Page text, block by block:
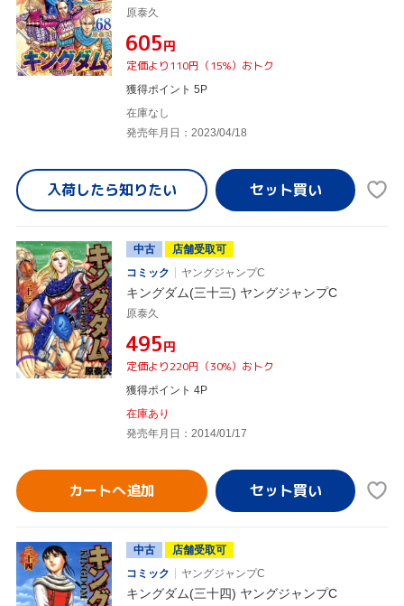
原泰久
¥605円
定価より110円（15%）おトク
獲得ポイント 5P
在庫なし
発売年月日：2023/04/18
入荷したら知りたい
中古
店舗受取可
コミック
ヤングジャンプC
キングダム(三十三) ヤングジャンプC
原泰久
¥495円
定価より220円（30%）おトク
獲得ポイント 4P
在庫あり
発売年月日：2014/01/17
カートへ追加
中古
店舗受取可
コミック
ヤングジャンプC
キングダム(三十四) ヤングジャンプC